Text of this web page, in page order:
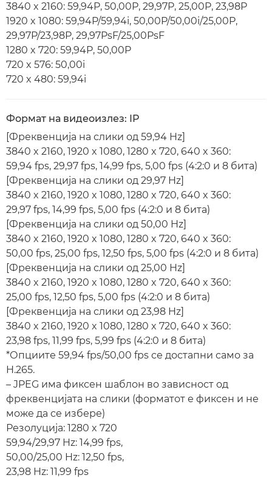
3840 x 2160: 59,94P, 50,00P, 29,97P, 25,00P, 23,98P
1920 x 1080: 59,94P/59,94i, 50,00P/50,00i/25,00P,
29,97P/23,98P, 29,97PsF/25,00PsF
1280 x 720: 59,94P, 50,00P
720 x 576: 50,00i
720 x 480: 59,94i
Формат на видеоизлез: IP
[Фреквенција на слики од 59,94 Hz]
3840 x 2160, 1920 x 1080, 1280 x 720, 640 x 360:
59,94 fps, 29,97 fps, 14,99 fps, 5,00 fps (4:2:0 и 8 бита)
[Фреквенција на слики од 29,97 Hz]
3840 x 2160, 1920 x 1080, 1280 x 720, 640 x 360:
29,97 fps, 14,99 fps, 5,00 fps (4:2:0 и 8 бита)
[Фреквенција на слики од 50,00 Hz]
3840 x 2160, 1920 x 1080, 1280 x 720, 640 x 360:
50,00 fps, 25,00 fps, 12,50 fps, 5,00 fps (4:2:0 и 8 бита)
[Фреквенција на слики од 25,00 Hz]
3840 x 2160, 1920 x 1080, 1280 x 720, 640 x 360:
25,00 fps, 12,50 fps, 5,00 fps (4:2:0 и 8 бита)
[Фреквенција на слики од 23,98 Hz]
3840 x 2160, 1920 x 1080, 1280 x 720, 640 x 360:
23,98 fps, 11,99 fps, 5,99 fps (4:2:0 и 8 бита)
*Опциите 59,94 fps/50,00 fps се достапни само за
H.265.
– JPEG има фиксен шаблон во зависност од
фреквенцијата на слики (форматот е фиксен и не
може да се избере)
Резолуција: 1280 x 720
59,94/29,97 Hz: 14,99 fps,
50,00/25,00 Hz: 12,50 fps,
23,98 Hz: 11,99 fps